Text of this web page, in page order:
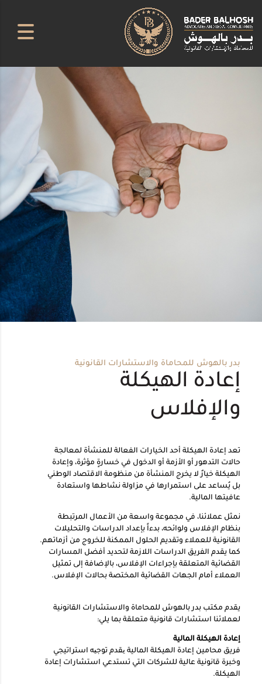
بدر بالهوش للمحاماة والاستشارات القانونية
إعادة الهيكلة
والإفلاس
تعد إعادة الهيكلة أحد الخيارات الفعالة للمنشأة لمعالجة
حالات التدهور أو الأزمة أو الدخول في خسارةٍ مؤثرة، وإعادة
الهيكلة خيارٌ لا يخرج المنشأة من منظومة الاقتصاد الوطني
بل يُساعد على استمرارها في مزاولة نشاطها واستعادة
عافيتها المالية.
نمثل عملائنا، في مجموعة واسعة من الأعمال المرتبطة
بنظام الإفلاس ولوائحه، بدءاً بإعداد الدراسات والتحليلات
القانونية للعملاء وتقديم الحلول الممكنة للخروج من أزماتهم.
كما يقدم الفريق الدراسات اللازمة لتحديد أفضل المسارات
القضائية المتعلقة بإجراءات الإفلاس، بالإضافة إلى تمثيل
العملاء أمام الجهات القضائية المختصة بحالات الإفلاس.
يقدم مكتب بدر بالهوش للمحاماة والاستشارات القانونية
لعملائنا استشارات قانونية متعلقة بما يلي:
إعادة الهيكلة المالية
فريق محامين إعادة الهيكلة المالية یقدم توجیه استراتيجي
وخبرة قانونية عالية للشركات التي تستدعي استشارات إعادة
الهيكلة.